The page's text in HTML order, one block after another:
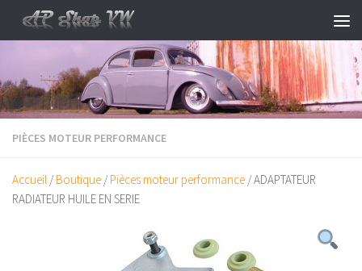
Skip to content
PIÈCES MOTEUR PERFORMANCE
Accueil / Boutique / Pièces moteur performance / ADAPTATEUR
RADIATEUR HUILE EN SERIE